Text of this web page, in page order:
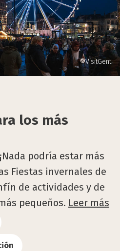
©VisitGent
los más
podría estar más
Fiestas invernales de
de actividades y de
pequeños. Leer más